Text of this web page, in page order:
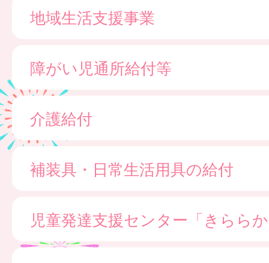
地域生活支援事業
障がい児通所給付等
介護給付
補装具・日常生活用具の給付
児童発達支援センター「きらら